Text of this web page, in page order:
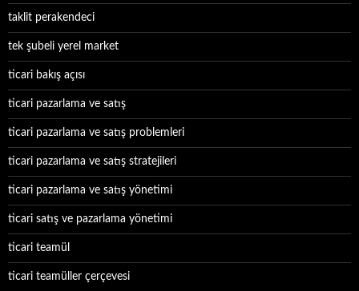
taklit perakendeci
tek şubeli yerel market
ticari bakış açısı
ticari pazarlama ve satış
ticari pazarlama ve satış problemleri
ticari pazarlama ve satış stratejileri
ticari pazarlama ve satış yönetimi
ticari satış ve pazarlama yönetimi
ticari teamül
ticari teamüller çerçevesi